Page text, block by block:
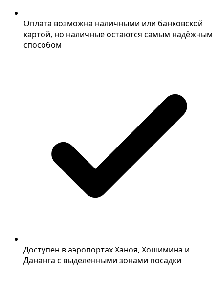
Оплата возможна наличными или банковской
картой, но наличные остаются самым надёжным
способом
Доступен в аэропортах Ханоя, Хошимина и
Дананга с выделенными зонами посадки